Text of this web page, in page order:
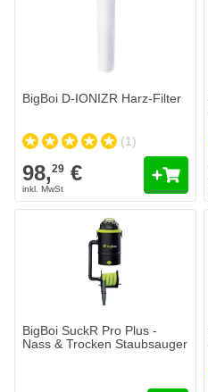
BigBoi D-IONIZR Harz-Filter
(1)
98,29 €
BigBoi SuckR Pro Plus -
Nass & Trocken Staubsauger
Der Preis hängt von den auf